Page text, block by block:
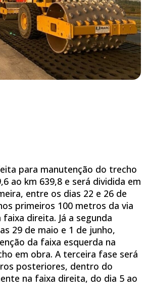
para manutenção do trecho
ao km 639,8 e será dividida em
entre os dias 22 e 26 de
primeiros 100 metros da via
direita. Já a segunda
29 de maio e 1 de junho,
da faixa esquerda na
em obra. A terceira fase será
posteriores, dentro do
na faixa direita, do dia 5 ao